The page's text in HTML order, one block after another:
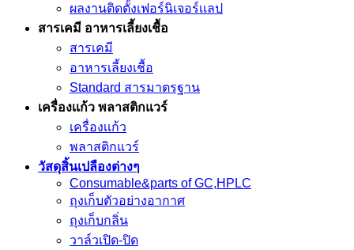
ผลงานติดตั้งเฟอร์นิเจอร์เเลป
สารเคมี อาหารเลี้ยงเชื้อ
สารเคมี
อาหารเลี้ยงเชื้อ
Standard สารมาตรฐาน
เครื่องเเก้ว พลาสติกแวร์
เครื่องเเก้ว
พลาสติกแวร์
วัสดุสิ้นเปลืองต่างๆ
Consumable&parts of GC,HPLC
ถุงเก็บตัวอย่างอากาศ
ถุงเก็บกลิ่น
วาล์วเปิด-ปิด